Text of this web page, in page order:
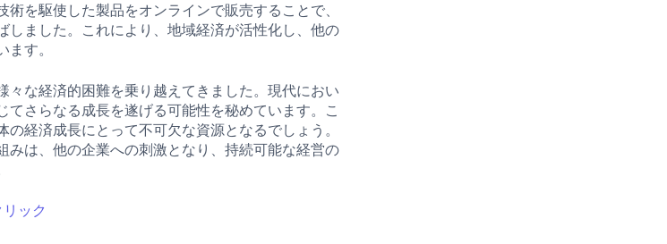
を駆使した製品をオンラインで販売することで、
しました。これにより、地域経済が活性化し、他の
す。
々な経済的困難を乗り越えてきました。現代におい
てさらなる成長を遂げる可能性を秘めています。こ
経済成長にとって不可欠な資源となるでしょう。
みは、他の企業への刺激となり、持続可能な経営の
ック